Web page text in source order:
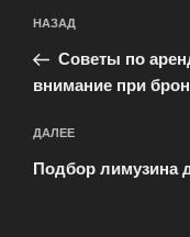
по
записям
Предыдущая
запись:
НАЗАД
Советы по
внимание при
Следующая
запись
ДАЛЕЕ
Подбор лимузина